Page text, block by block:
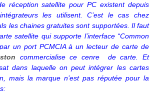
réception satellite pour PC existent depuis
les utilisent. C’est le cas chez
les chaines gratuites sont supportées. Il faut
satellite qui supporte l’interface “Common
un port PCMCIA à un lecteur de carte de
commercialise ce cenre de carte. Et
dans laquelle on peut intégrer les cartes
mais la marque n’est pas réputée pour la